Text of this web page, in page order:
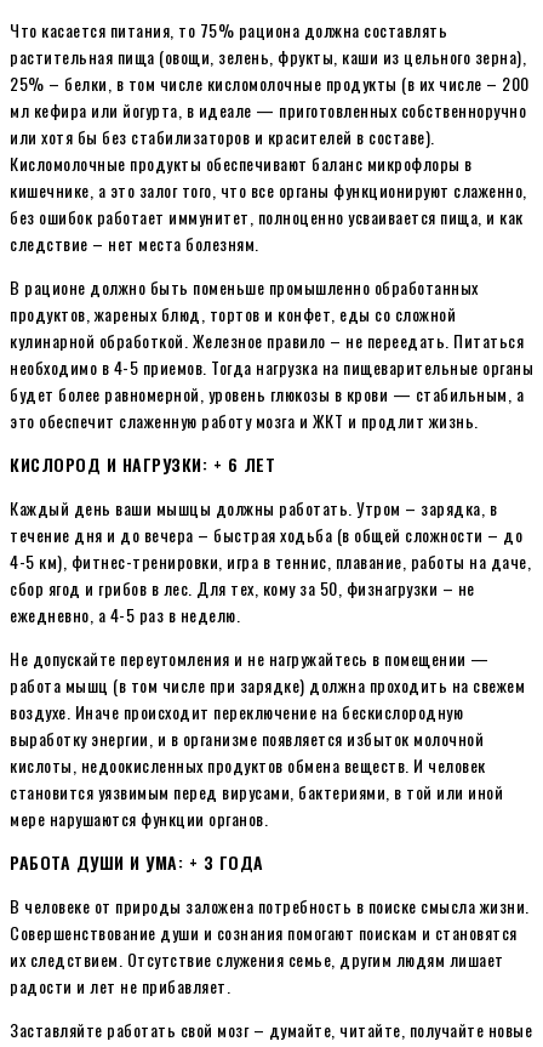
Что касается питания, то 75% рациона должна составлять
растительная пища (овощи, зелень, фрукты, каши из цельного зерна),
25% – белки, в том числе кисломолочные продукты (в их числе – 200
мл кефира или йогурта, в идеале — приготовленных собственноручно
или хотя бы без стабилизаторов и красителей в составе).
Кисломолочные продукты обеспечивают баланс микрофлоры в
кишечнике, а это залог того, что все органы функционируют слаженно,
без ошибок работает иммунитет, полноценно усваивается пища, и как
следствие – нет места болезням.
В рационе должно быть поменьше промышленно обработанных
продуктов, жареных блюд, тортов и конфет, еды со сложной
кулинарной обработкой. Железное правило – не переедать. Питаться
необходимо в 4-5 приемов. Тогда нагрузка на пищеварительные органы
будет более равномерной, уровень глюкозы в крови — стабильным, а
это обеспечит слаженную работу мозга и ЖКТ и продлит жизнь.
КИСЛОРОД И НАГРУЗКИ: + 6 ЛЕТ
Каждый день ваши мышцы должны работать. Утром – зарядка, в
течение дня и до вечера – быстрая ходьба (в общей сложности – до
4-5 км), фитнес-тренировки, игра в теннис, плавание, работы на даче,
сбор ягод и грибов в лес. Для тех, кому за 50, физнагрузки – не
ежедневно, а 4-5 раз в неделю.
Не допускайте переутомления и не нагружайтесь в помещении —
работа мышц (в том числе при зарядке) должна проходить на свежем
воздухе. Иначе происходит переключение на бескислородную
выработку энергии, и в организме появляется избыток молочной
кислоты, недоокисленных продуктов обмена веществ. И человек
становится уязвимым перед вирусами, бактериями, в той или иной
мере нарушаются функции органов.
РАБОТА ДУШИ И УМА: + 3 ГОДА
В человеке от природы заложена потребность в поиске смысла жизни.
Совершенствование души и сознания помогают поискам и становятся
их следствием. Отсутствие служения семье, другим людям лишает
радости и лет не прибавляет.
Заставляйте работать свой мозг – думайте, читайте, получайте новые